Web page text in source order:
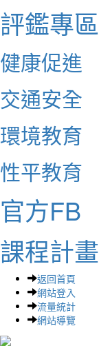
評鑑專區
健康促進
交通安全
環境教育
性平教育
官方FB
課程計畫
返回首頁
網站登入
流量統計
網站導覽